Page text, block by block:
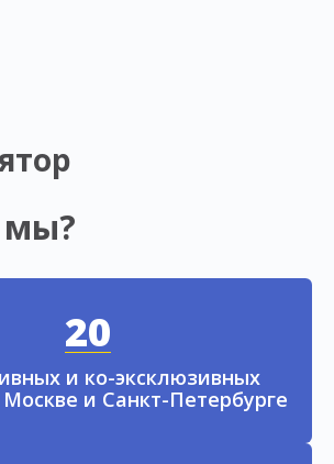
20
и ко-эксклюзивных
Москве и Санкт-Петербурге